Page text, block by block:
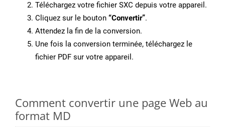
Téléchargez votre fichier SXC depuis votre appareil.
Cliquez sur le bouton “Convertir”.
Attendez la fin de la conversion.
Une fois la conversion terminée, téléchargez le
fichier PDF sur votre appareil.
Comment convertir une page Web au
format MD